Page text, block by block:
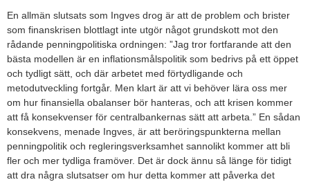
En allmän slutsats som Ingves drog är att de problem och brister
som finanskrisen blottlagt inte utgör något grundskott mot den
rådande penningpolitiska ordningen: ”Jag tror fortfarande att den
bästa modellen är en inflationsmålspolitik som bedrivs på ett öppet
och tydligt sätt, och där arbetet med förtydligande och
metodutveckling fortgår. Men klart är att vi behöver lära oss mer
om hur finansiella obalanser bör hanteras, och att krisen kommer
att få konsekvenser för centralbankernas sätt att arbeta.” En sådan
konsekvens, menade Ingves, är att beröringspunkterna mellan
penningpolitik och regleringsverksamhet sannolikt kommer att bli
fler och mer tydliga framöver. Det är dock ännu så länge för tidigt
att dra några slutsatser om hur detta kommer att påverka det